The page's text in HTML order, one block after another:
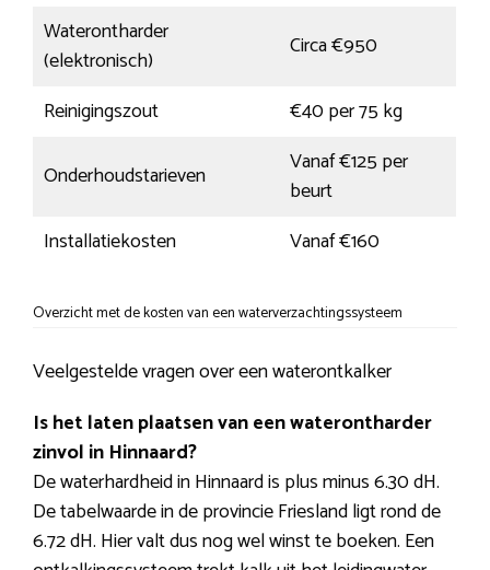
Waterontharder
(elektronisch)
Circa €950
Reinigingszout
€40 per 75 kg
Onderhoudstarieven
Vanaf €125 per
beurt
Installatiekosten
Vanaf €160
Overzicht met de kosten van een waterverzachtingssysteem
Veelgestelde vragen over een waterontkalker
Is het laten plaatsen van een waterontharder
zinvol in Hinnaard?
De waterhardheid in Hinnaard is plus minus 6.30 dH.
De tabelwaarde in de provincie Friesland ligt rond de
6.72 dH. Hier valt dus nog wel winst te boeken. Een